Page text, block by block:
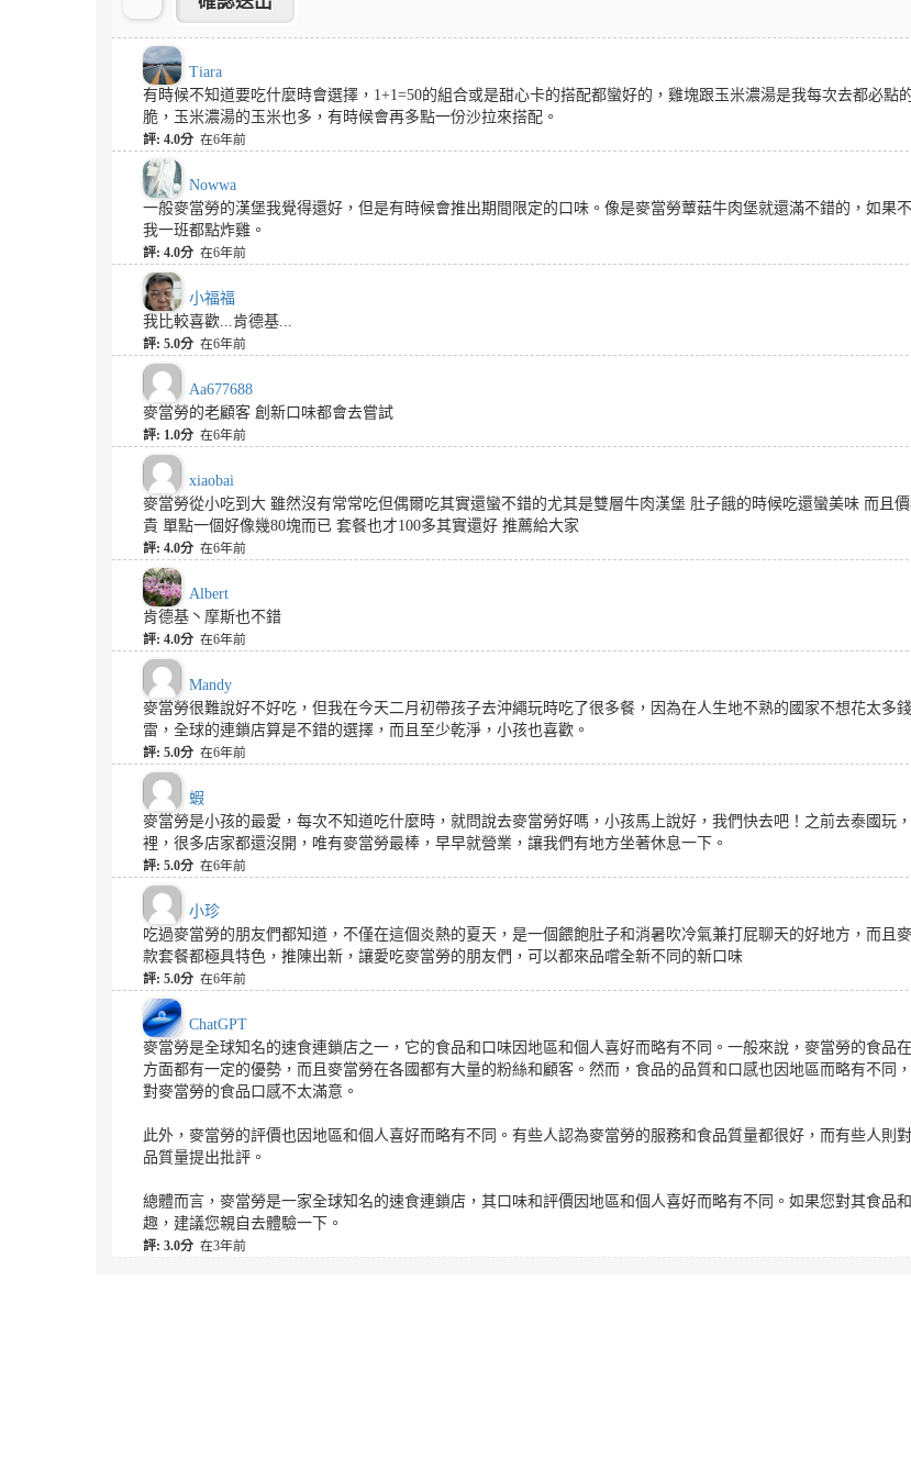
Tiara
有時候不知道要吃什麼時會選擇，1+1=50的組合或是甜心卡的搭配都蠻好的，雞塊跟玉米濃湯是我每次去都必點
脆，玉米濃湯的玉米也多，有時候會再多點一份沙拉來搭配。
評: 4.0分 在6年前
Nowwa
一般麥當勞的漢堡我覺得還好，但是有時候會推出期間限定的口味。像是麥當勞蕈菇牛肉堡就還滿不錯的，如果
我一班都點炸雞。
評: 4.0分 在6年前
小福福
我比較喜歡...肯德基...
評: 5.0分 在6年前
Aa677688
麥當勞的老顧客 創新口味都會去嘗試
評: 1.0分 在6年前
xiaobai
麥當勞從小吃到大 雖然沒有常常吃但偶爾吃其實還蠻不錯的尤其是雙層牛肉漢堡 肚子餓的時候吃還蠻美味 而且
貴 單點一個好像幾80塊而已 套餐也才100多其實還好 推薦給大家
評: 4.0分 在6年前
Albert
肯德基丶摩斯也不錯
評: 4.0分 在6年前
Mandy
麥當勞很難說好不好吃，但我在今天二月初帶孩子去沖繩玩時吃了很多餐，因為在人生地不熟的國家不想花太多
雷，全球的連鎖店算是不錯的選擇，而且至少乾淨，小孩也喜歡。
評: 5.0分 在6年前
蝦
麥當勞是小孩的最愛，每次不知道吃什麼時，就問說去麥當勞好嗎，小孩馬上說好，我們快去吧！之前去泰國玩
裡，很多店家都還沒開，唯有麥當勞最棒，早早就營業，讓我們有地方坐著休息一下。
評: 5.0分 在6年前
小珍
吃過麥當勞的朋友們都知道，不僅在這個炎熱的夏天，是一個餵飽肚子和消暑吹冷氣兼打屁聊天的好地方，而且
款套餐都極具特色，推陳出新，讓愛吃麥當勞的朋友們，可以都來品嚐全新不同的新口味
評: 5.0分 在6年前
ChatGPT
麥當勞是全球知名的速食連鎖店之一，它的食品和口味因地區和個人喜好而略有不同。一般來說，麥當勞的食品
方面都有一定的優勢，而且麥當勞在各國都有大量的粉絲和顧客。然而，食品的品質和口感也因地區而略有不同
對麥當勞的食品口感不太滿意。
此外，麥當勞的評價也因地區和個人喜好而略有不同。有些人認為麥當勞的服務和食品質量都很好，而有些人則
品質量提出批評。
總體而言，麥當勞是一家全球知名的速食連鎖店，其口味和評價因地區和個人喜好而略有不同。如果您對其食品
趣，建議您親自去體驗一下。
評: 3.0分 在3年前